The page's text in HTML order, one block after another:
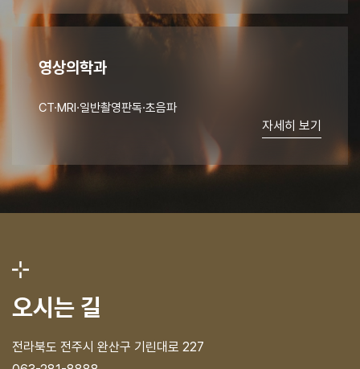
영상의학과
CT·MRI·일반촬영판독·초음파
자세히 보기
오시는 길
전라북도 전주시 완산구 기린대로 227